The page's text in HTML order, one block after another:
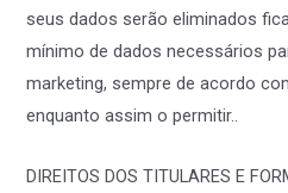
seus dados serão eliminados
mínimo de dados necessários
marketing, sempre de acordo
enquanto assim o permitir..
DIREITOS DOS TITULARES E